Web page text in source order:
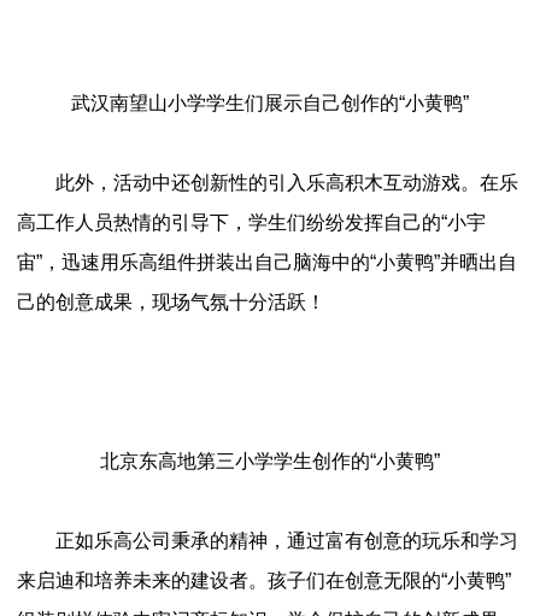
武汉南望山小学学生们展示自己创作的“小黄鸭”
此外，活动中还创新性的引入乐高积木互动游戏。在乐
高工作人员热情的引导下，学生们纷纷发挥自己的“小宇
宙”，迅速用乐高组件拼装出自己脑海中的“小黄鸭”并晒出自
己的创意成果，现场气氛十分活跃！
北京东高地第三小学学生创作的“小黄鸭”
正如乐高公司秉承的精神，通过富有创意的玩乐和学习
来启迪和培养未来的建设者。孩子们在创意无限的“小黄鸭”